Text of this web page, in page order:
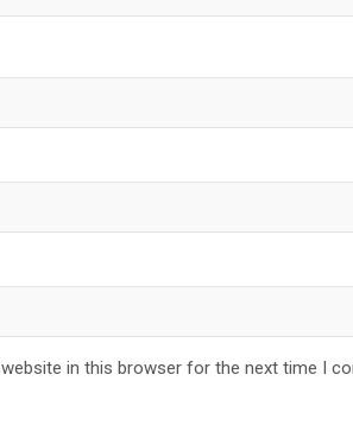
in this browser for the next time I